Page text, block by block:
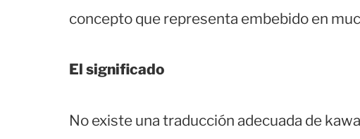
concepto que representa embebido en
El significado
No existe una traducción adecuada de